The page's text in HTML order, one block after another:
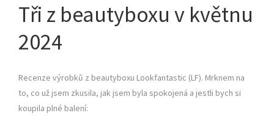
Tři z beautyboxu v květnu
2024
Recenze výrobků z beautyboxu Lookfantastic (LF). Mrknem na
to, co už jsem zkusila, jak jsem byla spokojená a jestli bych si
koupila plné balení: